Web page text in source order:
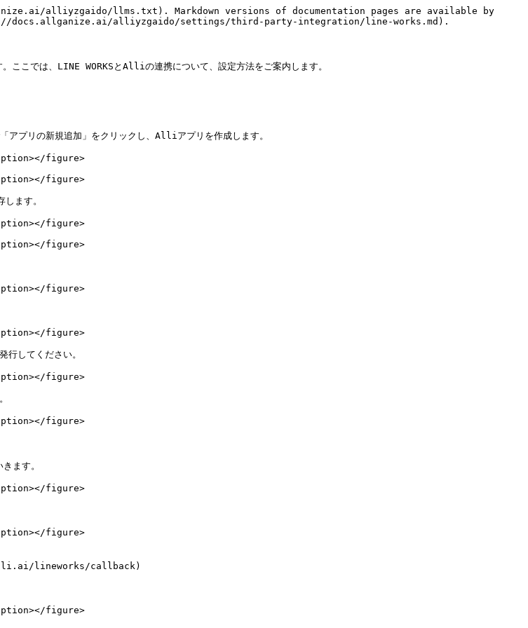
alliyzgaido/llms.txt). Markdown versions of documentation pages are available by
docs.allganize.ai/alliyzgaido/settings/third-party-integration/line-works.md).
ここでは、LINE WORKSとAlliの連携について、設定方法をご案内します。
リの新規追加」をクリックし、Alliアプリを作成します。
figure>
figure>
ます。
figure>
figure>
figure>
figure>
してください。
figure>
figure>
ます。
figure>
figure>
lineworks/callback)
figure>